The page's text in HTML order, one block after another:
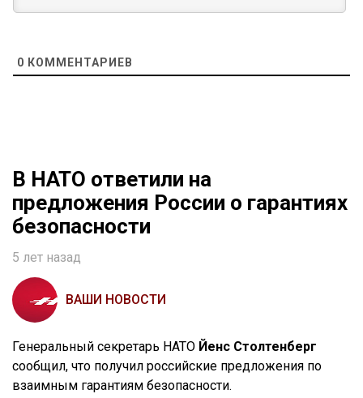
0 КОММЕНТАРИЕВ
В НАТО ответили на
предложения России о гарантиях
безопасности
5 лет назад
ВАШИ НОВОСТИ
Генеральный секретарь НАТО Йенс Столтенберг
сообщил, что получил российские предложения по
взаимным гарантиям безопасности.